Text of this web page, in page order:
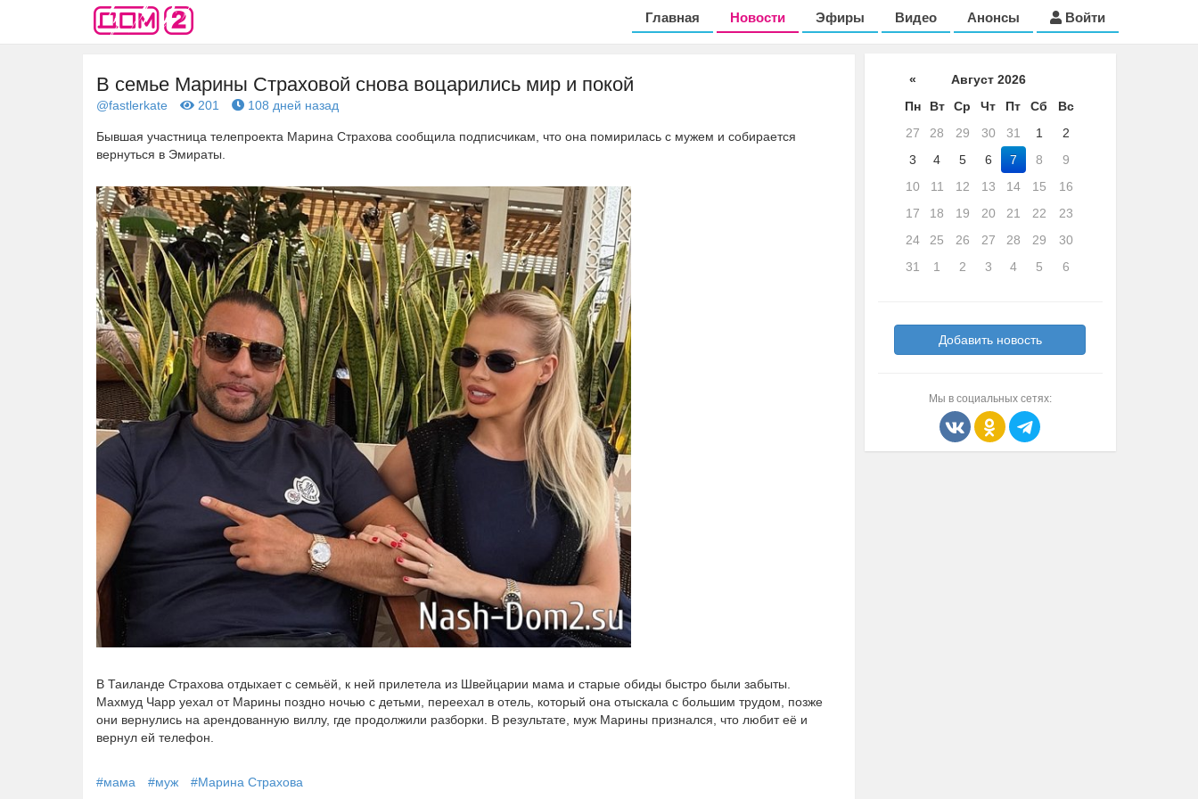
Главная Новости Эфиры Видео Анонсы Войти
В семье Марины Страховой снова воцарились мир и покой
@fastlerkate 201 108 дней назад
Бывшая участница телепроекта Марина Страхова сообщила подписчикам, что она помирилась с мужем и собирается
вернуться в Эмираты.
В Таиланде Страхова отдыхает с семьёй, к ней прилетела из Швейцарии мама и старые обиды быстро были забыты.
Махмуд Чарр уехал от Марины поздно ночью с детьми, переехал в отель, который она отыскала с большим трудом, позже
они вернулись на арендованную виллу, где продолжили разборки. В результате, муж Марины признался, что любит её и
вернул ей телефон.
#мама #муж #Марина Страхова
«
Август 2026
Пн
Вт Ср Чт Пт Сб
Вс
27
28 29 30 31 1
2
3
4 5 6 7 8
9
10
11 12 13 14 15
16
17
18 19 20 21 22
23
24
25 26 27 28 29
30
31
1 2 3 4 5 6
Добавить новость
Мы в социальных сетях: